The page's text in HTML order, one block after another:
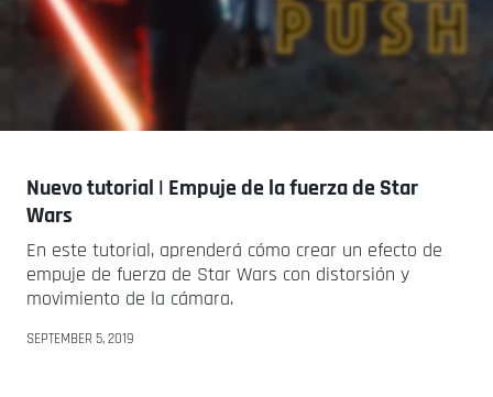
Nuevo tutorial | Empuje de la fuerza de Star
Wars
En este tutorial, aprenderá cómo crear un efecto de
empuje de fuerza de Star Wars con distorsión y
movimiento de la cámara.
SEPTEMBER 5, 2019